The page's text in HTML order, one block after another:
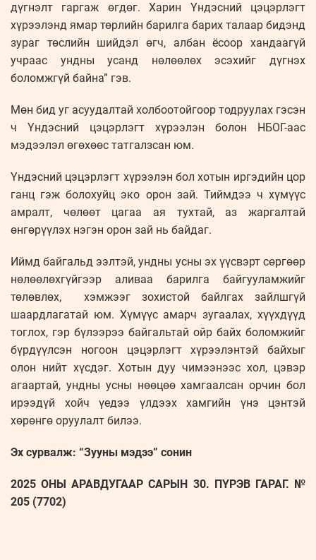
дүгнэлт гаргаж өгдөг. Харин Үндэсний цэцэрлэгт
хүрээлэнд ямар төрлийн барилга барих талаар бидэнд
зураг төслийн шийдэл өгч, албан ёсоор хандаагүй
учраас ундны усанд нөлөөлөх эсэхийг дүгнэх
боломжгүй байна” гэв.
Мөн бид уг асуудалтай холбоотойгоор тодруулах гэсэн
ч Үндэсний цэцэрлэгт хүрээлэн болон НБОГ-аас
мэдээлэл өгөхөөс татгалзсан юм.
Үндэсний цэцэрлэгт хүрээлэн бол хотын иргэдийн цор
ганц гэж болохуйц эко орон зай. Тиймдээ ч хүмүүс
амралт, чөлөөт цагаа ая тухтай, аз жаргалтай
өнгөрүүлэх нэгэн орон зай нь байдаг.
Иймд байгальд ээлтэй, ундны усны эх үүсвэрт сөргөөр
нөлөөлөхгүйгээр аливаа барилга байгууламжийг
төлөвлөх, хэмжээг зохистой байлгах зайлшгүй
шаардлагатай юм. Хүмүүс амарч зугаалах, хүүхдүүд
тоглох, гэр бүлээрээ байгальтай ойр байх боломжийг
бүрдүүлсэн ногоон цэцэрлэгт хүрээлэнтэй байхыг
олон нийт хүсдэг. Хотын дуу чимээнээс хол, цэвэр
агаартай, ундны усны нөөцөө хамгаалсан орчин бол
ирээдүй хойч үедээ үлдээх хамгийн үнэ цэнтэй
хөрөнгө оруулалт билээ.
Эх сурвалж: “Зууны мэдээ” сонин
2025 ОНЫ АРАВДУГААР САРЫН 30. ПҮРЭВ ГАРАГ. №
205 (7702)